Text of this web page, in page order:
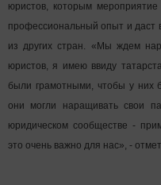
юристов, которым
профессиональный опыт и даст
из других стран. «Мы ждем
юристов, я имею ввиду
были грамотными, чтобы у них
они могли наращивать свои
юридическом сообществе -
это очень важно для нас», -